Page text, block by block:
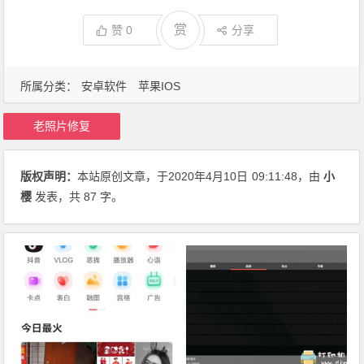
所属分类： 安卓软件 苹果IOS
赞0 赏 分享
老照片修复
版权声明：本站原创文章，于2020年4月10日 09:11:48，由小
樱 发表，共 87 字。